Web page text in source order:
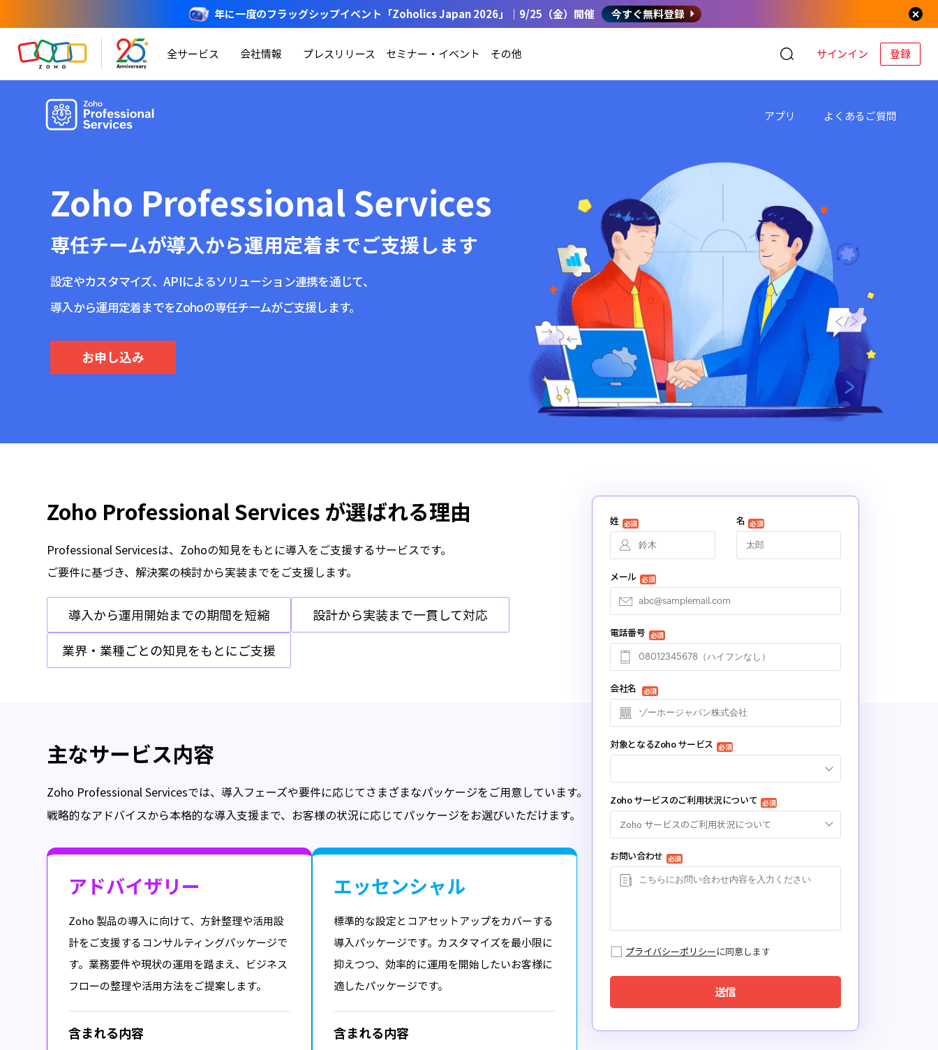
年に一度のフラッグシップイベント「Zoholics Japan 2026」｜9/25（金）開催 今すぐ無料登録
全サービス 会社情報 プレスリリース セミナー・イベント その他 サインイン 登録
アプリ よくあるご質問
Zoho Professional Services
専任チームが導入から運用定着までご支援します
設定やカスタマイズ、APIによるソリューション連携を通じて、
導入から運用定着までをZohoの専任チームがご支援します。
お申し込み
Zoho Professional Services が選ばれる理由
Professional Servicesは、Zohoの知見をもとに導入をご支援するサービスです。
ご要件に基づき、解決案の検討から実装までをご支援します。
導入から運用開始までの期間を短縮
設計から実装まで一貫して対応
業界・業種ごとの知見をもとにご支援
主なサービス内容
Zoho Professional Servicesでは、導入フェーズや要件に応じてさまざまなパッケージをご用意しています。
戦略的なアドバイスから本格的な導入支援まで、お客様の状況に応じてパッケージをお選びいただけます。
アドバイザリー
Zoho 製品の導入に向けて、方針整理や活用設
計をご支援するコンサルティングパッケージで
す。業務要件や現状の運用を踏まえ、ビジネス
フローの整理や活用方法をご提案します。
含まれる内容
エッセンシャル
標準的な設定とコアセットアップをカバーする
導入パッケージです。カスタマイズを最小限に
抑えつつ、効率的に運用を開始したいお客様に
適したパッケージです。
含まれる内容
姓 必須 名 必須
メール 必須
電話番号 必須
会社名 必須
対象となるZoho サービス 必須
Zoho サービスのご利用状況について 必須
Zoho サービスのご利用状況について
お問い合わせ 必須
プライバシーポリシーに同意します
送信